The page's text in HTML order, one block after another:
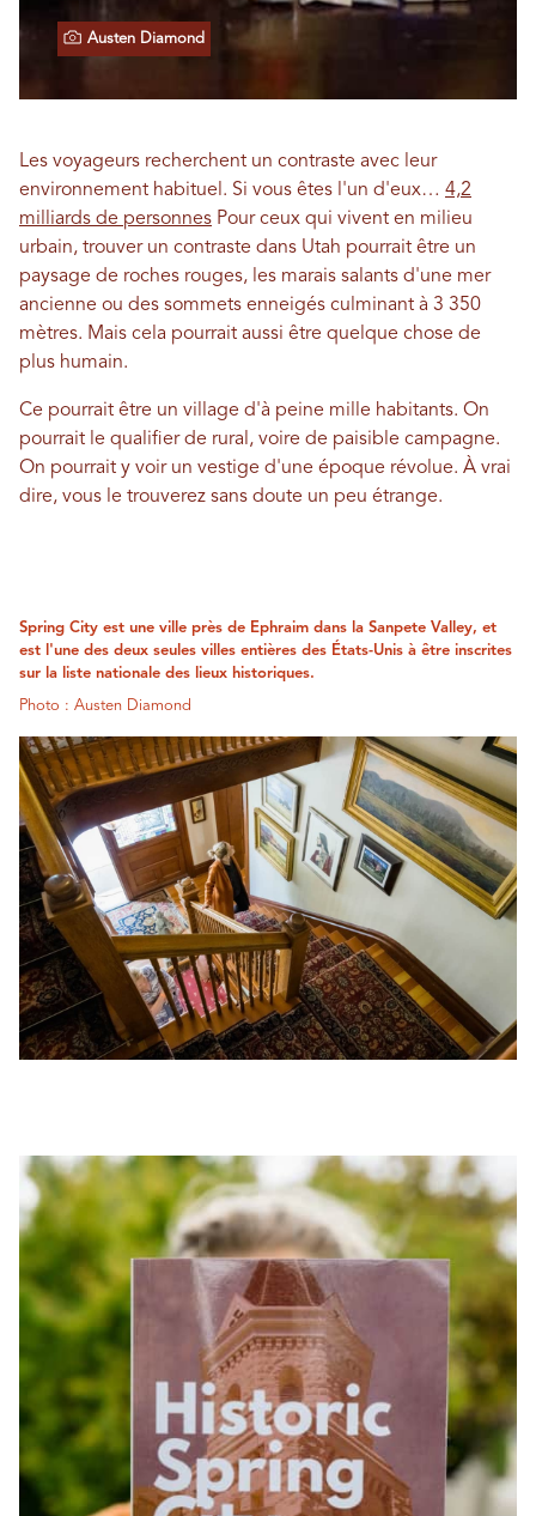
Austen Diamond
Les voyageurs recherchent un contraste avec leur
environnement habituel. Si vous êtes l'un d'eux… 4,2
milliards de personnes Pour ceux qui vivent en milieu
urbain, trouver un contraste dans Utah pourrait être un
paysage de roches rouges, les marais salants d'une mer
ancienne ou des sommets enneigés culminant à 3 350
mètres. Mais cela pourrait aussi être quelque chose de
plus humain.
Ce pourrait être un village d'à peine mille habitants. On
pourrait le qualifier de rural, voire de paisible campagne.
On pourrait y voir un vestige d'une époque révolue. À vrai
dire, vous le trouverez sans doute un peu étrange.
Spring City est une ville près de Ephraim dans la Sanpete Valley, et
est l'une des deux seules villes entières des États-Unis à être inscrites
sur la liste nationale des lieux historiques.
Photo : Austen Diamond